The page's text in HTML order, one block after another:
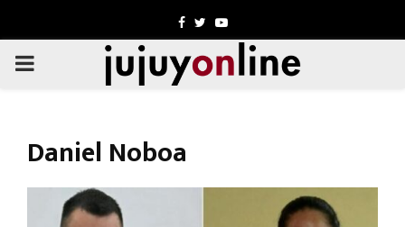
Facebook
TwitterYoutube
PRIMARY
Daniel Noboa